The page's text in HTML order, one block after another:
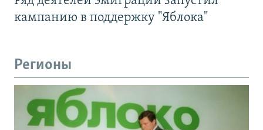
кампанию в поддержку "Яблока"
Регионы